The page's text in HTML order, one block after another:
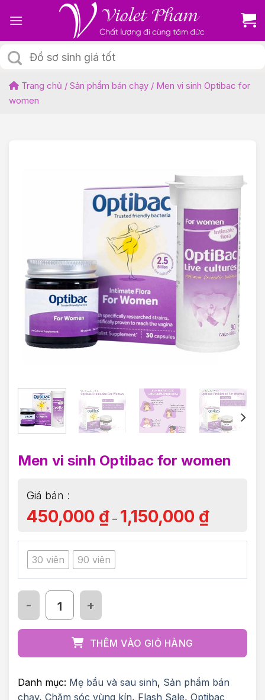
Tìm
kiếm:
Trang chủ / Sản phẩm bán chạy / Men vi sinh Optibac for
women
Men vi sinh Optibac for women
450,000 ₫ – 1,150,000 ₫
30 viên 90 viên
Men vi sinh Optibac for women số lượng
THÊM VÀO GIỎ HÀNG
Danh mục: Mẹ bầu và sau sinh, Sản phẩm bán
chạy, Chăm sóc vùng kín, Flash Sale, Optibac